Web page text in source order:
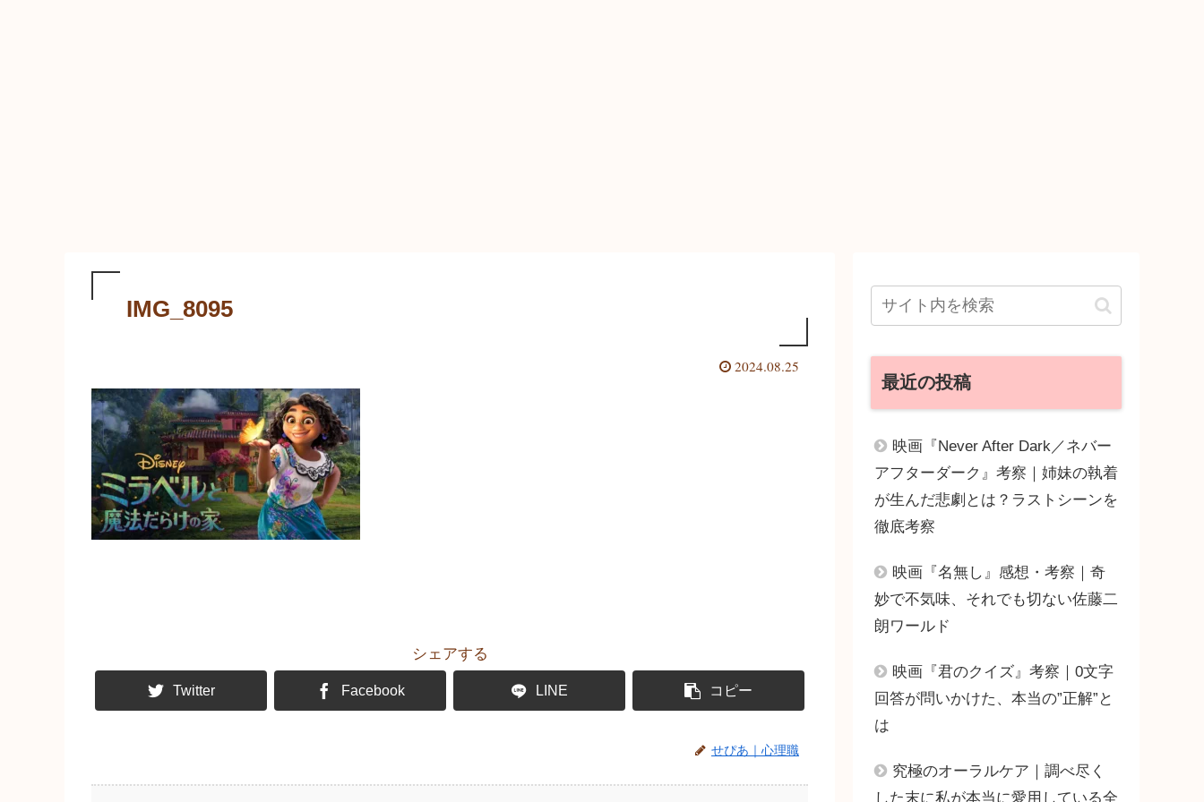
IMG_8095
2024.08.25
シェアする
Twitter Facebook LINE コピー
せぴあ｜心理職
最近の投稿
映画『Never After Dark／ネバー
アフターダーク』考察｜姉妹の執着
が生んだ悲劇とは？ラストシーンを
徹底考察
映画『名無し』感想・考察｜奇
妙で不気味、それでも切ない佐藤二
朗ワールド
映画『君のクイズ』考察｜0文字
回答が問いかけた、本当の”正解”と
は
究極のオーラルケア｜調べ尽く
した末に私が本当に愛用している全